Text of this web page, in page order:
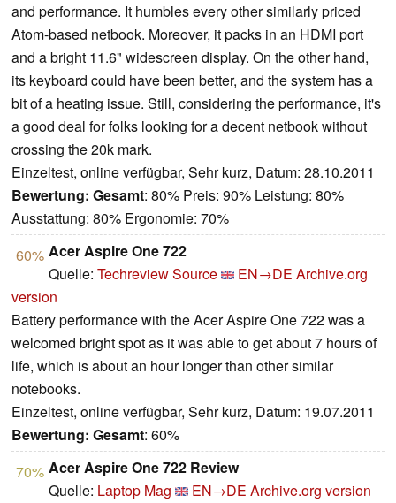
and performance. It humbles every other similarly priced
Atom-based netbook. Moreover, it packs in an HDMI port
and a bright 11.6" widescreen display. On the other hand,
its keyboard could have been better, and the system has a
bit of a heating issue. Still, considering the performance, it's
a good deal for folks looking for a decent netbook without
crossing the 20k mark.
Einzeltest, online verfügbar, Sehr kurz, Datum: 28.10.2011
Bewertung: Gesamt: 80% Preis: 90% Leistung: 80%
Ausstattung: 80% Ergonomie: 70%
60% Acer Aspire One 722
Quelle: Techreview Source EN→DE Archive.org
version
Battery performance with the Acer Aspire One 722 was a
welcomed bright spot as it was able to get about 7 hours of
life, which is about an hour longer than other similar
notebooks.
Einzeltest, online verfügbar, Sehr kurz, Datum: 19.07.2011
Bewertung: Gesamt: 60%
70% Acer Aspire One 722 Review
Quelle: Laptop Mag EN→DE Archive.org version